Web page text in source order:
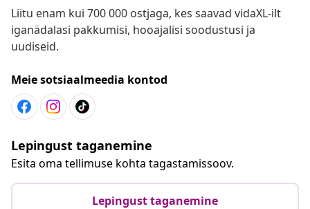
Liitu enam kui 700 000 ostjaga, kes saavad vidaXL-ilt
iganädalasi pakkumisi, hooajalisi soodustusi ja
uudiseid.
Meie sotsiaalmeedia kontod
Lepingust taganemine
Esita oma tellimuse kohta tagastamissoov.
Lepingust taganemine